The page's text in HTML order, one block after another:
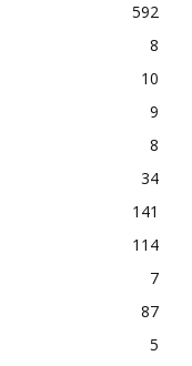
592
8
10
9
8
34
141
114
7
87
5